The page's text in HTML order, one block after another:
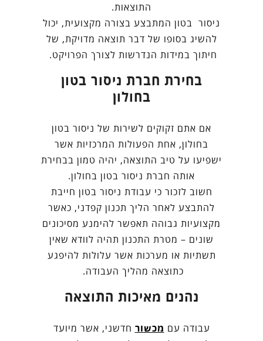
התוצאות.
ניסור בטון המתבצע בצורה מקצועית, יכול
להשיג בסופו של דבר תוצאה מדויקת, של
חיתוך במידות הנדרשות לצורך הפרויקט.
בחירת חברת ניסור בטון
בחולון
אם אתם זקוקים לשירות של ניסור בטון
בחולון, אחת הפעולות המרכזיות אשר
ישפיעו על טיב התוצאה, יהיה טמון בבחירת
אותה חברת ניסור בטון בחולון.
חשוב לזכור כי עבודת ניסור בטון חייבת
להתבצע לאחר הליך תכנון קפדני, כאשר
מקצועיות גבוהה תאפשר להימנע מסיכונים
שונים – מטרת התכנון תהיה לוודא שאין
תשתיות או מערכות אשר עלולות להיפגע
כתוצאה מהליך העבודה.
נהנים מאיכות התוצאה
עבודה עם מכשור חדשני, אשר מיועד